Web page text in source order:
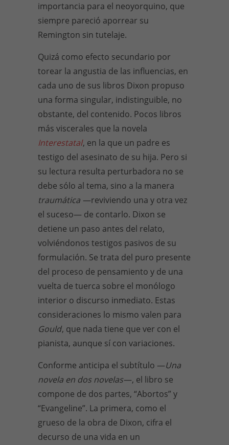
importancia para el neoyorquino, que
siempre pareció aporrear su
Remington sin tutelaje.
Quizá como efecto secundario por
torear la angustia de las influencias, en
cada uno de sus libros Dixon propuso
una forma singular, indistinguible, no
obstante, del contenido. Pocos libros
más viscerales que la novela
Interestatal, en la que un padre es
testigo del asesinato de su hija. Pero si
su lectura resulta perturbadora no se
debe sólo al tema, sino a la manera
traumática —reviviendo una y otra vez
el suceso— de contarlo. Dixon se
detiene un paso antes del relato,
volviéndonos testigos pasivos de su
formulación. Se trata del puro presente
del proceso de pensamiento y de una
vuelta de tuerca sobre el monólogo
interior o discurso inmediato. Estas
consideraciones lo mismo valen para
Gould, que nada tiene que ver con el
pianista, aunque sí con variaciones.
Conforme anticipa el subtítulo —Una
novela en dos novelas—, el libro se
compone de dos partes, “Abortos” y
“Evangeline”. La primera, como el
grueso de la obra de Dixon, cifra el
decurso de una vida en un